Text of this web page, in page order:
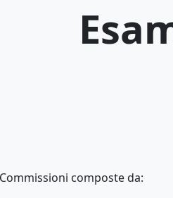
Commissioni composte da: